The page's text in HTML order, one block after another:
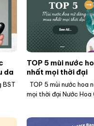
da
BST
TOP 5 mùi nước
nhất mọi thời đại
TOP 5 mùi nước hoa
mọi thời đại Nước Hoa